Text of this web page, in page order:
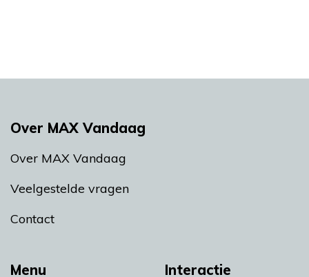
Menu Interactie
Over MAX Vandaag
Over MAX Vandaag
Veelgestelde vragen
Contact